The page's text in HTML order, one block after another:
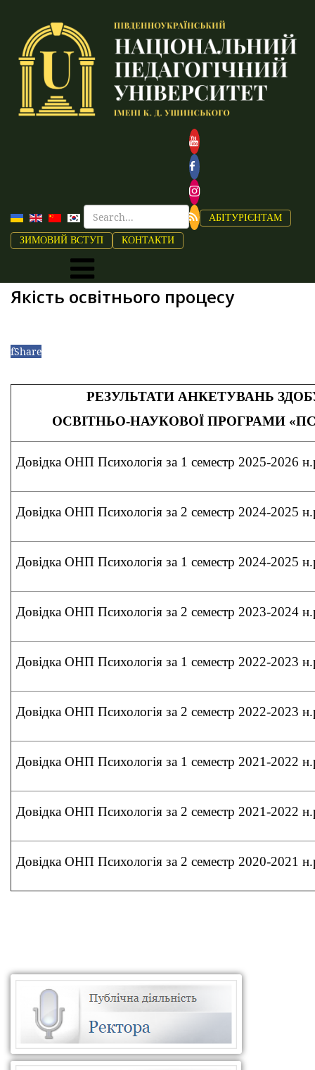
АБІТУРІЄНТАМ
ЗИМОВИЙ ВСТУП КОНТАКТИ
Якість освітнього процесу
fShare
РЕЗУЛЬТАТИ АНКЕТУВАНЬ
ОСВІТНЬО-НАУКОВОЇ ПРОГРАМИ
Довідка ОНП Психологія за 1 семестр 2025-2026
Довідка ОНП Психологія за 2 семестр 2024-2025
Довідка ОНП Психологія за 1 семестр 2024-2025
Довідка ОНП Психологія за 2 семестр 2023-2024
Довідка ОНП Психологія за 1 семестр 2022-2023
Довідка ОНП Психологія за 2 семестр 2022-2023
Довідка ОНП Психологія за 1 семестр 2021-2022
Довідка ОНП Психологія за 2 семестр 2021-2022
Довідка ОНП Психологія за 2 семестр 2020-2021